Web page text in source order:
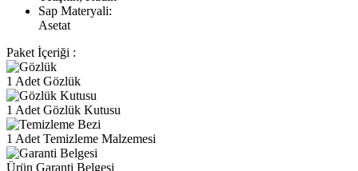
Sap Materyali:
Asetat
Paket İçeriği :
1 Adet Gözlük
1 Adet Gözlük Kutusu
1 Adet Temizleme Malzemesi
Ürün Garanti Belgesi